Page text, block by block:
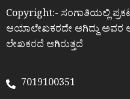
Copyright:- ಸಂಗಾತಿಯಲ್ಲಿ
ಆಯಾಲೇಖಕರದೇ ಆಗಿದ್ದು
ಲೇಖಕರದೆ ಆಗಿರುತ್ತದೆ
7019100351